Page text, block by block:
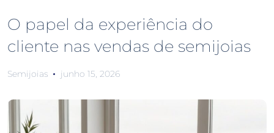
O papel da experiência do
cliente nas vendas de semijoias
Semijoias junho 15, 2026